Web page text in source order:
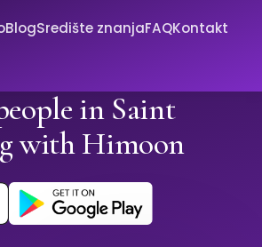
BlogSredište znanjaFAQKontakt
in Saint
with Himoon